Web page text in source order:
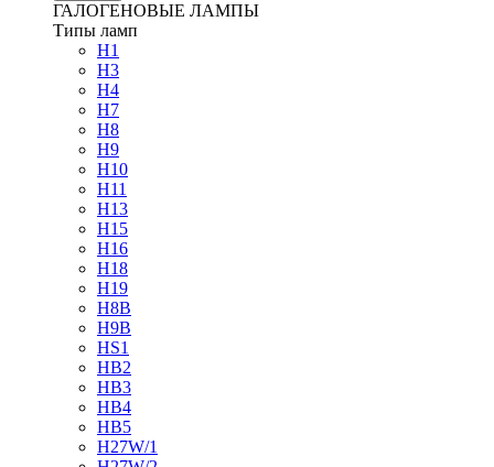
ГАЛОГЕНОВЫЕ ЛАМПЫ
Типы ламп
H1
H3
H4
H7
H8
H9
H10
H11
H13
H15
H16
H18
H19
H8B
H9B
HS1
HB2
HB3
HB4
HB5
H27W/1